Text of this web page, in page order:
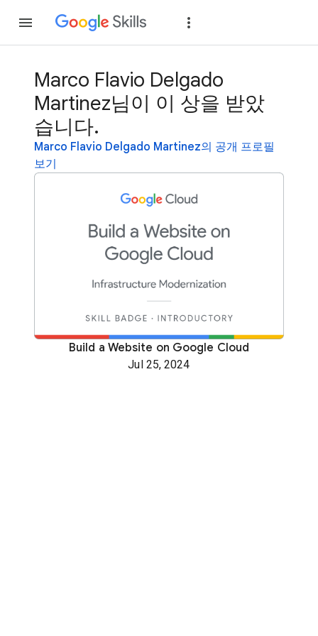
Marco Flavio Delgado
Martinez님이 이 상을 받았
습니다.
Marco Flavio Delgado Martinez의 공개 프로필
보기